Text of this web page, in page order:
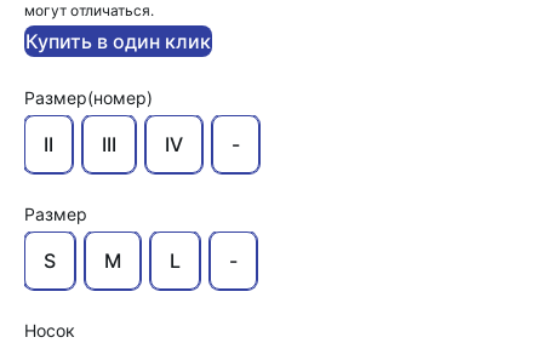
могут отличаться.
Купить в один клик
Размер(номер)
II III IV -
Размер
S M L -
Носок